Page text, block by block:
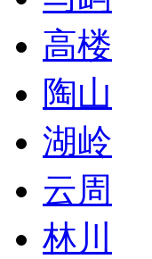
高楼
陶山
湖岭
云周
林川